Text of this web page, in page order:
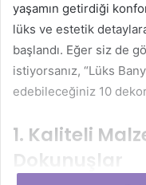
yaşamın getirdiği
lüks ve estetik
başlandı. Eğer siz de
istiyorsanız, “Lüks
edebileceğiniz 10
1. Kaliteli
Dokunuşlar